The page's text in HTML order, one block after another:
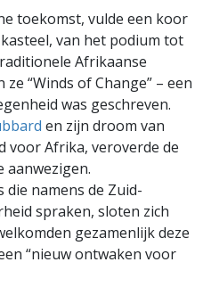
toekomst, vulde een koor
van het podium tot
Afrikaanse
“Winds of Change” – een
was geschreven.
en zijn droom van
voor Afrika, veroverde de
aanwezigen.
namens de Zuid-
spraken, sloten zich
gezamenlijk deze
“nieuw ontwaken voor